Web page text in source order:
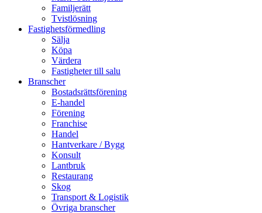
Familjerätt
Tvistlösning
Fastighetsförmedling
Sälja
Köpa
Värdera
Fastigheter till salu
Branscher
Bostadsrättsförening
E-handel
Förening
Franchise
Handel
Hantverkare / Bygg
Konsult
Lantbruk
Restaurang
Skog
Transport & Logistik
Övriga branscher